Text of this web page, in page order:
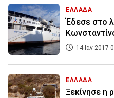
ΕΛΛΑΔΑ
Έδεσε στο
14 Ιαν 2017
ΕΛΛΑΔΑ
Ξεκίνησε η